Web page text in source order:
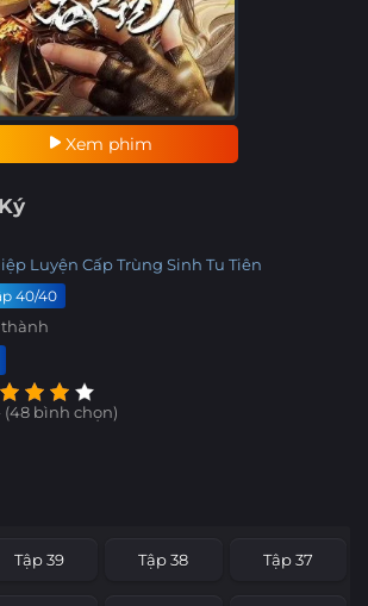
Xem phim
Luyện CấpTrùng Sinh Tu Tiên
40/40
(48 bình chọn)
Tập 39 Tập 38 Tập 37